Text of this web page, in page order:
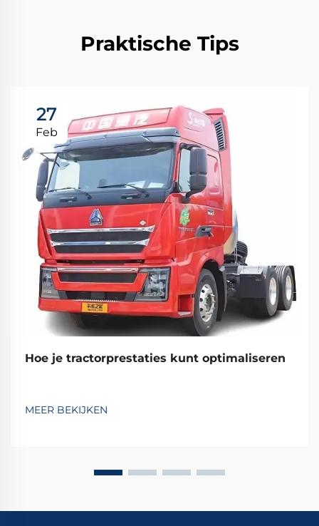
Praktische Tips
27
Feb
Hoe je tractorprestaties kunt optimaliseren
MEER BEKIJKEN